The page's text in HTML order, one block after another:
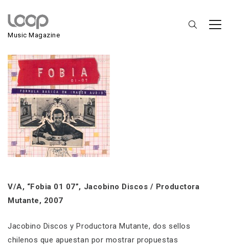
Music Magazine
V/A, Fobia 01 07
V/A, “Fobia 01 07”, Jacobino Discos / Productora
Mutante, 2007
Jacobino Discos y Productora Mutante, dos sellos
chilenos que apuestan por mostrar propuestas